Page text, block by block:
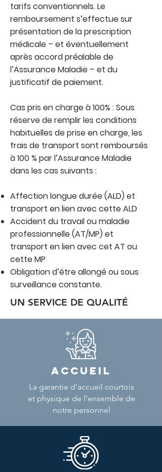
tarifs conventionnels. Le
remboursement s’effectue sur
présentation de la prescription
médicale – et éventuellement
après accord préalable de
l’Assurance Maladie – et du
justificatif de paiement.
Cas pris en charge à 100% : Sous
réserve de remplir les conditions
habituelles de prise en charge, les
frais de transport sont remboursés
à 100 % par l’Assurance Maladie
dans les cas suivants :
Affection longue durée (ALD) et
transport en lien avec cette ALD
Accident du travail ou maladie
professionnelle (AT/MP) et
transport en lien avec cet AT ou
cette MP
Obligation d’être allongé ou sous
surveillance constante.
UN SERVICE DE QUALITÉ
ACCUEIL
La garantie d'accueil courtois
et physique de l'ensemble de
notre personnel